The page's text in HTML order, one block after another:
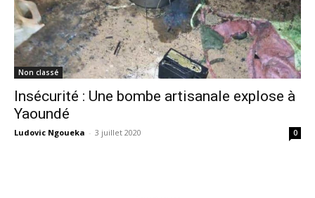
Non classé
Insécurité : Une bombe artisanale explose à
Yaoundé
Ludovic Ngoueka - 3 juillet 2020 0